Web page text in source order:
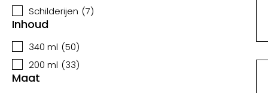
Schilderijen (7)
Inhoud
340 ml (50)
200 ml (33)
Maat